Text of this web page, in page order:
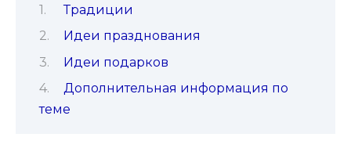
Традиции
Идеи празднования
Идеи подарков
Дополнительная информация по
теме